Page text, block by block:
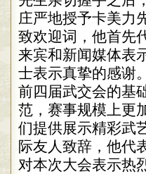
庄严地授予卡美力
致欢迎词，他首先
来宾和新闻媒体表
士表示真挚的感谢
前四届武交会的基
范，赛事规模上更
们提供展示精彩武
际友人致辞，他代
对本次大会表示热